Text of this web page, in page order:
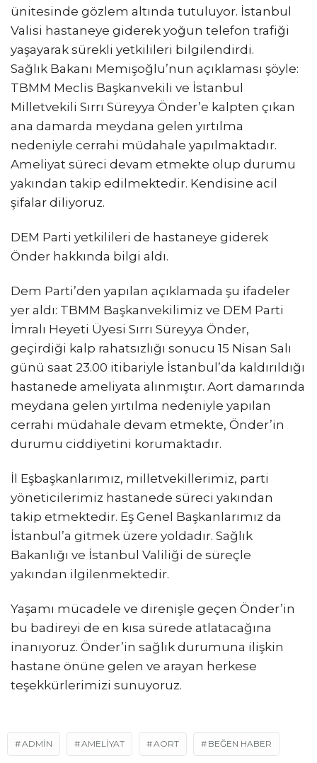
ünitesinde gözlem altında tutuluyor. İstanbul
Valisi hastaneye giderek yoğun telefon trafiği
yaşayarak sürekli yetkilileri bilgilendirdi.
Sağlık Bakanı Memişoğlu’nun açıklaması şöyle:
TBMM Meclis Başkanvekili ve İstanbul
Milletvekili Sırrı Süreyya Önder’e kalpten çıkan
ana damarda meydana gelen yırtılma
nedeniyle cerrahi müdahale yapılmaktadır.
Ameliyat süreci devam etmekte olup durumu
yakından takip edilmektedir. Kendisine acil
şifalar diliyoruz.
DEM Parti yetkilileri de hastaneye giderek
Önder hakkında bilgi aldı.
Dem Parti’den yapılan açıklamada şu ifadeler
yer aldı: TBMM Başkanvekilimiz ve DEM Parti
İmralı Heyeti Üyesi Sırrı Süreyya Önder,
geçirdiği kalp rahatsızlığı sonucu 15 Nisan Salı
günü saat 23.00 itibariyle İstanbul’da kaldırıldığı
hastanede ameliyata alınmıştır. Aort damarında
meydana gelen yırtılma nedeniyle yapılan
cerrahi müdahale devam etmekte, Önder’in
durumu ciddiyetini korumaktadır.
İl Eşbaşkanlarımız, milletvekillerimiz, parti
yöneticilerimiz hastanede süreci yakından
takip etmektedir. Eş Genel Başkanlarımız da
İstanbul’a gitmek üzere yoldadır. Sağlık
Bakanlığı ve İstanbul Valiliği de süreçle
yakından ilgilenmektedir.
Yaşamı mücadele ve direnişle geçen Önder’in
bu badireyi de en kısa sürede atlatacağına
inanıyoruz. Önder’in sağlık durumuna ilişkin
hastane önüne gelen ve arayan herkese
teşekkürlerimizi sunuyoruz.
ADMIN AMELIYAT AORT BEĞEN HABER